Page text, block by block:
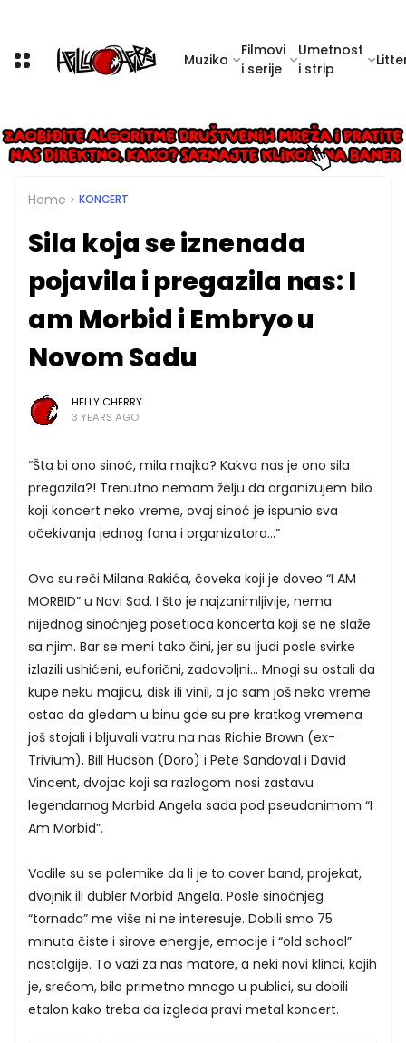
Muzika
Filmovi
i serije
Umetnost
i strip
Home KONCERT
Sila koja se iznenada
pojavila i pregazila nas: I
am Morbid i Embryo u
Novom Sadu
HELLY CHERRY
3 YEARS AGO
“Šta bi ono sinoć, mila majko? Kakva nas je ono sila
pregazila?! Trenutno nemam želju da organizujem bilo
koji koncert neko vreme, ovaj sinoć je ispunio sva
očekivanja jednog fana i organizatora...”
Ovo su reči Milana Rakića, čoveka koji je doveo “I AM
MORBID” u Novi Sad. I što je najzanimljivije, nema
nijednog sinoćnjeg posetioca koncerta koji se ne slaže
sa njim. Bar se meni tako čini, jer su ljudi posle svirke
izlazili ushićeni, euforični, zadovoljni… Mnogi su ostali da
kupe neku majicu, disk ili vinil, a ja sam još neko vreme
ostao da gledam u binu gde su pre kratkog vremena
još stojali i bljuvali vatru na nas Richie Brown (ex-
Trivium), Bill Hudson (Doro) i Pete Sandoval i David
Vincent, dvojac koji sa razlogom nosi zastavu
legendarnog Morbid Angela sada pod pseudonimom “I
Am Morbid”.
Vodile su se polemike da li je to cover band, projekat,
dvojnik ili dubler Morbid Angela. Posle sinoćnjeg
“tornada” me više ni ne interesuje. Dobili smo 75
minuta čiste i sirove energije, emocije i “old school”
nostalgije. To važi za nas matore, a neki novi klinci, kojih
je, srećom, bilo primetno mnogo u publici, su dobili
etalon kako treba da izgleda pravi metal koncert.